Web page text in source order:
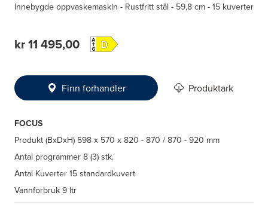
Innebygde oppvaskemaskin - Rustfritt stål - 59,8 cm - 15 kuverter
kr 11 495,00
Finn forhandler Produktark
FOCUS
Produkt (BxDxH) 598 x 570 x 820 - 870 / 870 - 920 mm
Antal programmer 8 (3) stk.
Antal Kuverter 15 standardkuvert
Vannforbruk 9 ltr